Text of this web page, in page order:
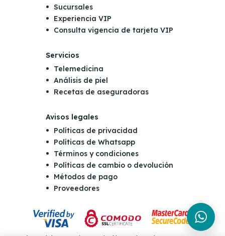
Sucursales
Experiencia VIP
Consulta vigencia de tarjeta VIP
Servicios
Telemedicina
Análisis de piel
Recetas de aseguradoras
Avisos legales
Políticas de privacidad
Políticas de Whatsapp
Términos y condiciones
Políticas de cambio o devolución
Métodos de pago
Proveedores